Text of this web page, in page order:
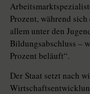
Prozent, während
allem unter den
Bildungsabschluss –
Prozent beläuft“.
Der Staat setzt nach